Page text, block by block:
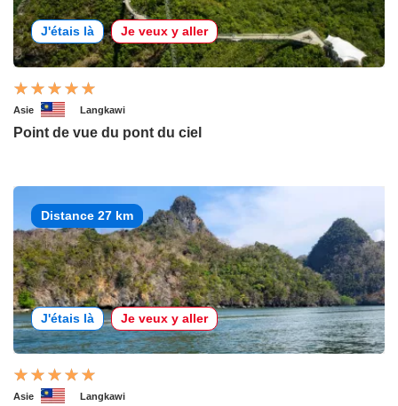
J'étais là Je veux y aller
Asie Langkawi
Point de vue du pont du ciel
Distance 27 km
J'étais là Je veux y aller
Asie Langkawi